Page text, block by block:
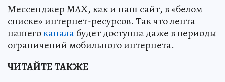
Мессенджер MAX, как и наш сайт, в «белом
списке» интернет-ресурсов. Так что лента
нашегоканалабудет доступна даже в периоды
ограничений мобильного интернета.
ЧИТАЙТЕ ТАКЖЕ